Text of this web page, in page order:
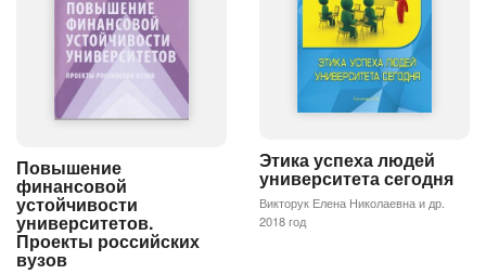
Повышение
финансовой
устойчивости
университетов.
Проекты российских
вузов
Этика успеха людей
университета сегодня
Викторук Елена Николаевна и др.
2018 год